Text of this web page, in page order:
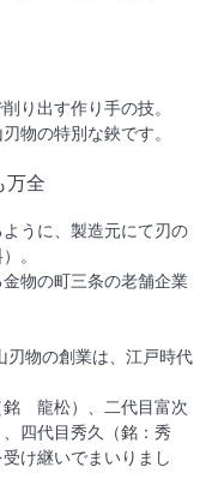
り出す作り手の技。
物の特別な鋏です。
万全
うに、製造元にて刃の
。
物の町三条の老舗企業
刃物の創業は、江戸時代
銘 龍松）、二代目富次
四代目秀久（銘：秀
け継いでまいりまし